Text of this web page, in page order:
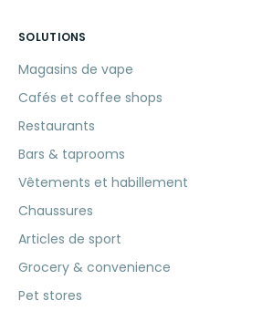
SOLUTIONS
Magasins de vape
Cafés et coffee shops
Restaurants
Bars & taprooms
Vêtements et habillement
Chaussures
Articles de sport
Grocery & convenience
Pet stores